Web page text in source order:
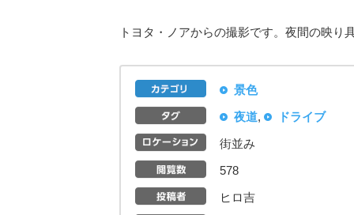
トヨタ・ノアからの撮影です。夜間の映り
景色
夜道, ドライブ
街並み
578
ヒロ吉